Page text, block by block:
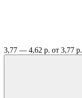
3,77 — 4,62 р. от 3,77 р.